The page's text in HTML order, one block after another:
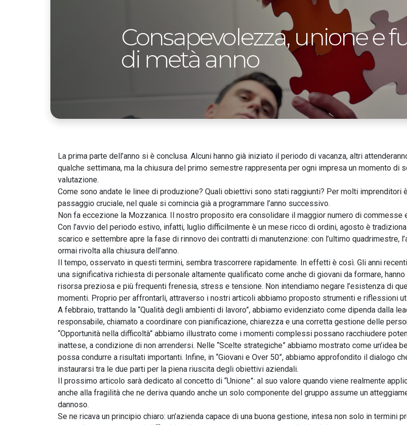
Consapevolezza, unione e
di metà anno
La prima parte dell’anno si è conclusa. Alcuni hanno già iniziato il periodo di vacanza, altri
qualche settimana, ma la chiusura del primo semestre rappresenta per ogni impresa un momento di
valutazione.
Come sono andate le linee di produzione? Quali obiettivi sono stati raggiunti? Per molti imprenditori
passaggio cruciale, nel quale si comincia già a programmare l’anno successivo.
Non fa eccezione la Mozzanica. Il nostro proposito era consolidare il maggior numero di commesse
Con l’avvio del periodo estivo, infatti, luglio difficilmente è un mese ricco di ordini, agosto è
scarico e settembre apre la fase di rinnovo dei contratti di manutenzione: con l’ultimo quadrimestre,
ormai rivolta alla chiusura dell’anno.
Il tempo, osservato in questi termini, sembra trascorrere rapidamente. In effetti è così. Gli anni
una significativa richiesta di personale altamente qualificato come anche di giovani da formare,
risorsa preziosa e più frequenti frenesia, stress e tensione. Non intendiamo negare l’esistenza di
momenti. Proprio per affrontarli, attraverso i nostri articoli abbiamo proposto strumenti e riflessioni
A febbraio, trattando la “Qualità degli ambienti di lavoro”, abbiamo evidenziato come dipenda dalla
responsabile, chiamato a coordinare con pianificazione, chiarezza e una corretta gestione delle
“Opportunità nella difficoltà” abbiamo illustrato come i momenti complessi possano racchiudere
inattese, a condizione di non arrendersi. Nelle “Scelte strategiche” abbiamo mostrato come un’idea
possa condurre a risultati importanti. Infine, in “Giovani e Over 50”, abbiamo approfondito il dialogo
instaurarsi tra le due parti per la piena riuscita degli obiettivi aziendali.
Il prossimo articolo sarà dedicato al concetto di “Unione”: al suo valore quando viene realmente
anche alla fragilità che ne deriva quando anche un solo componente del gruppo assume un
dannoso.
Se ne ricava un principio chiaro: un’azienda capace di una buona gestione, intesa non solo in termini